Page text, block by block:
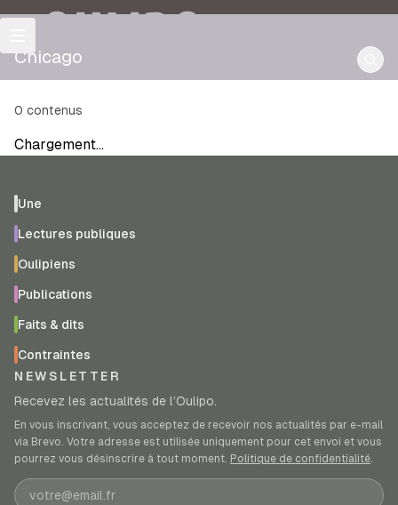
OULIPO
Chicago
0 contenus
Chargement…
Une
Lectures publiques
Oulipiens
Publications
Faits & dits
Contraintes
NEWSLETTER
Recevez les actualités de l’Oulipo.
En vous inscrivant, vous acceptez de recevoir nos actualités par e-mail
via Brevo. Votre adresse est utilisée uniquement pour cet envoi et vous
pourrez vous désinscrire à tout moment. Politique de confidentialité.
Adresse e-mail